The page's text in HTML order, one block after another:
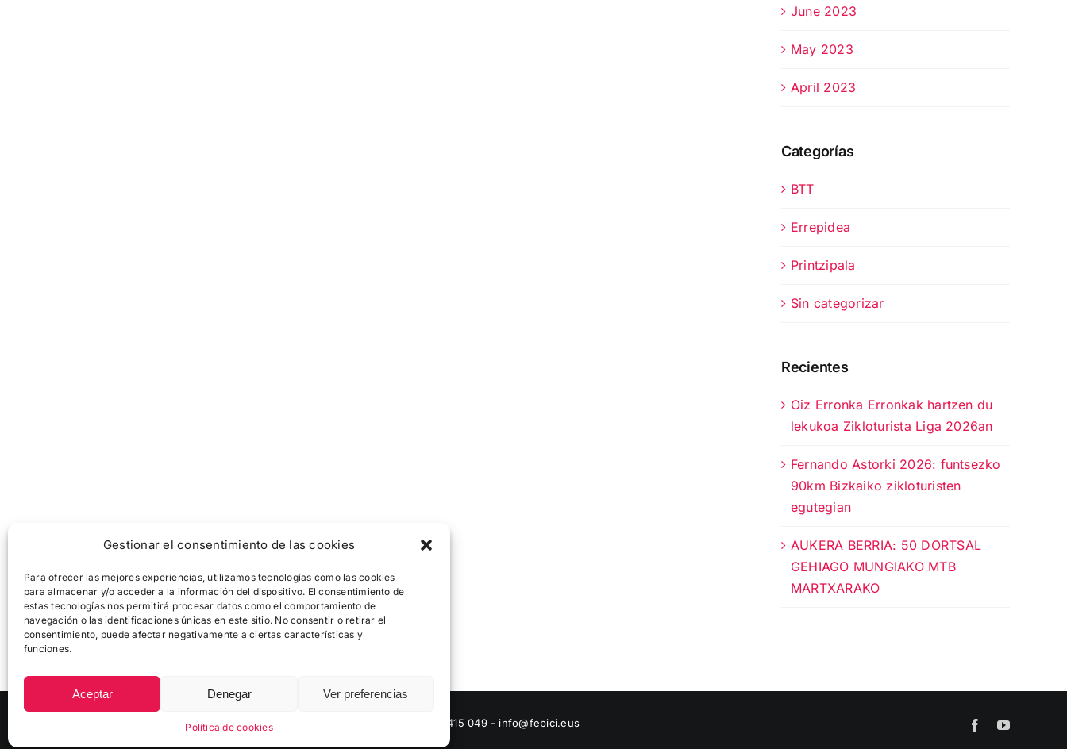
Gestionar el consentimiento de las cookies
Para ofrecer las mejores experiencias, utilizamos tecnologías como las cookies
para almacenar y/o acceder a la información del dispositivo. El consentimiento de
estas tecnologías nos permitirá procesar datos como el comportamiento de
navegación o las identificaciones únicas en este sitio. No consentir o retirar el
consentimiento, puede afectar negativamente a ciertas características y
funciones.
Aceptar Denegar Ver preferencias
Política de cookies
June 2023
May 2023
April 2023
Categorías
BTT
Errepidea
Printzipala
Sin categorizar
Recientes
Oiz Erronka Erronkak hartzen du
lekukoa Zikloturista Liga 2026an
Fernando Astorki 2026: funtsezko
90km Bizkaiko zikloturisten
egutegian
AUKERA BERRIA: 50 DORTSAL
GEHIAGO MUNGIAKO MTB
MARTXARAKO
Zikloturistaliga |Política de Cookies : 944 415 049 - info@febici.eus FacebookYouTube